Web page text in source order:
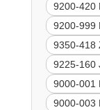
9200-420
9200-999
9350-418
9225-160
9000-001
9000-003